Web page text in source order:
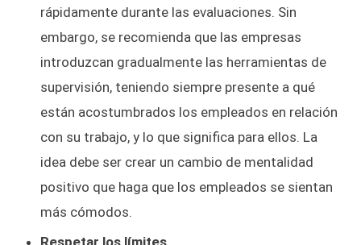
rápidamente durante las evaluaciones. Sin
embargo, se recomienda que las empresas
introduzcan gradualmente las herramientas de
supervisión, teniendo siempre presente a qué
están acostumbrados los empleados en relación
con su trabajo, y lo que significa para ellos. La
idea debe ser crear un cambio de mentalidad
positivo que haga que los empleados se sientan
más cómodos.
Respetar los límites